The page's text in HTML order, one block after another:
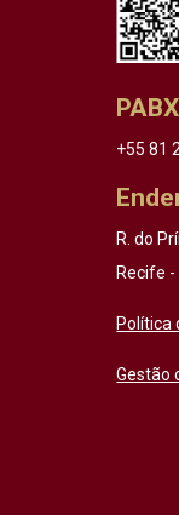
PABX
+55 81
R. do
Recife
Política
Gestão